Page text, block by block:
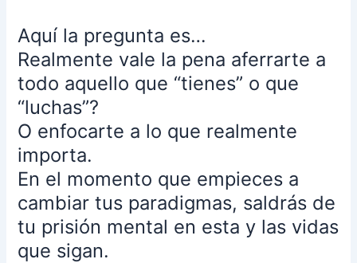
Aquí la pregunta es…
Realmente vale la pena aferrarte a
todo aquello que “tienes” o que
“luchas”?
O enfocarte a lo que realmente
importa.
En el momento que empieces a
cambiar tus paradigmas, saldrás de
tu prisión mental en esta y las vidas
que sigan.
había
puesto
ahí.
Si
era
de
noche
yo
había
fijado
esa